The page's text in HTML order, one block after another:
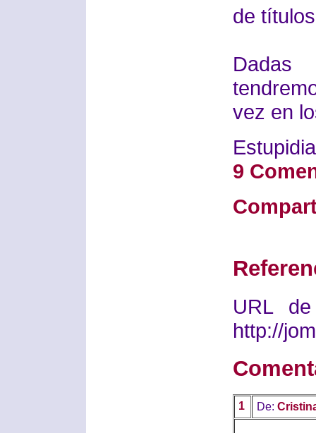
de
vez en
9
URL
http://
1 De: